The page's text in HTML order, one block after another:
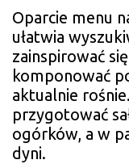
Oparcie menu
ułatwia
zainspirować
komponować
aktualnie
przygotować
ogórków, a w
dyni.